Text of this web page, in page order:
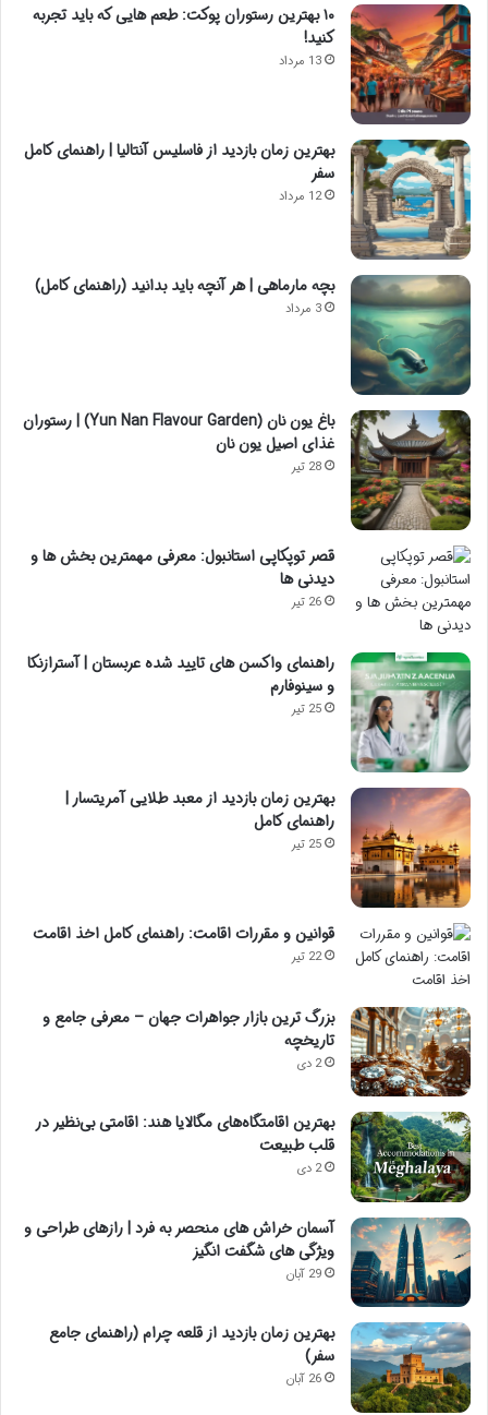
۱۰ بهترین رستوران پوکت: طعم هایی که باید تجربه
کنید!
13 مرداد
بهترین زمان بازدید از فاسلیس آنتالیا | راهنمای کامل
سفر
12 مرداد
بچه مارماهی | هر آنچه باید بدانید (راهنمای کامل)
3 مرداد
باغ یون نان (Yun Nan Flavour Garden) | رستوران
غذای اصیل یون نان
28 تیر
قصر توپکاپی استانبول: معرفی مهمترین بخش ها و
دیدنی ها
26 تیر
راهنمای واکسن های تایید شده عربستان | آسترازنکا
و سینوفارم
25 تیر
بهترین زمان بازدید از معبد طلایی آمریتسار |
راهنمای کامل
25 تیر
قوانین و مقررات اقامت: راهنمای کامل اخذ اقامت
22 تیر
بزرگ ترین بازار جواهرات جهان – معرفی جامع و
تاریخچه
2 دی
بهترین اقامتگاه‌های مگالایا هند: اقامتی بی‌نظیر در
قلب طبیعت
2 دی
آسمان خراش های منحصر به فرد | رازهای طراحی و
ویژگی های شگفت انگیز
29 آبان
بهترین زمان بازدید از قلعه چرام (راهنمای جامع
سفر)
26 آبان